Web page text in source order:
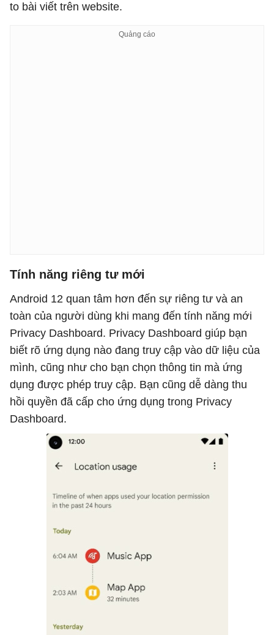
to bài viết trên website.
Tính năng riêng tư mới
Android 12 quan tâm hơn đến sự riêng tư và an
toàn của người dùng khi mang đến tính năng mới
Privacy Dashboard. Privacy Dashboard giúp bạn
biết rõ ứng dụng nào đang truy cập vào dữ liệu của
mình, cũng như cho bạn chọn thông tin mà ứng
dụng được phép truy cập. Bạn cũng dễ dàng thu
hồi quyền đã cấp cho ứng dụng trong Privacy
Dashboard.